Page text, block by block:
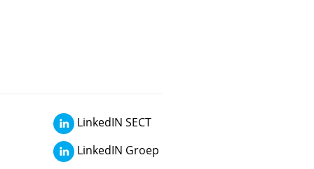
LinkedIN SECT
LinkedIN Groep